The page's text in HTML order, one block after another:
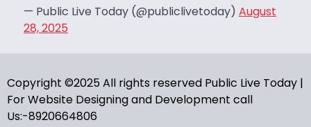
— Public Live Today (@publiclivetoday) August
28, 2025
Copyright ©2025 All rights reserved Public Live Today |
For Website Designing and Development call
Us:-8920664806